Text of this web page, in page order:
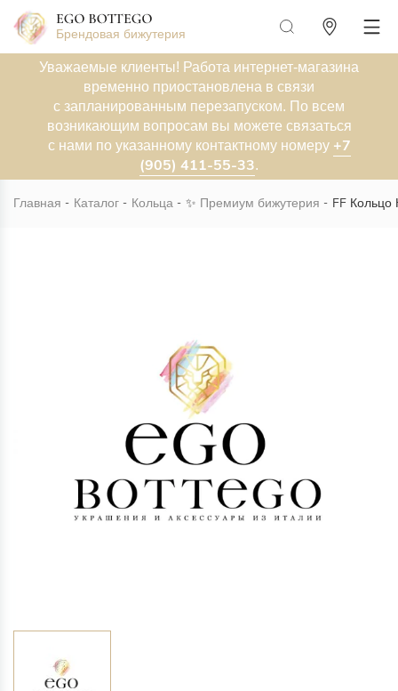
Брендовая бижутерия
Уважаемые клиенты! Работа интернет-магазина
временно приостановлена в связи
с запланированным перезапуском. По всем
возникающим вопросам вы можете связаться
с нами по указанному контактному номеру +7
(905) 411-55-33.
Главная Каталог Кольца ✨ Премиум бижутерия FF Кольцо